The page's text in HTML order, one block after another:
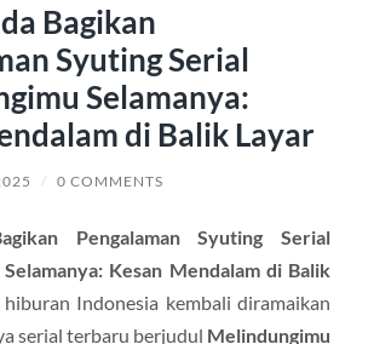
Bagikan
Syuting Serial
Selamanya:
di Balik Layar
/ 0 COMMENTS
Pengalaman Syuting Serial
Kesan Mendalam di Balik
hiburan Indonesia kembali diramaikan
serial terbaru berjudul Melindungimu